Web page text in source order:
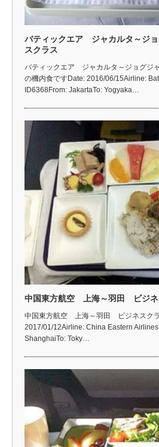
バティックエア ジャカルタ～ジ
スクラス
バティックエア ジャカルタ～ジョグジ
の機内食ですDate: 2016/06/15Airline:
ID6368From: JakartaTo: Yogyaka…
中国東方航空 上海～羽田 ビジネ
中国東方航空 上海～羽田 ビジネスク
2017/01/12Airline: China Eastern
ShanghaiTo: Toky…